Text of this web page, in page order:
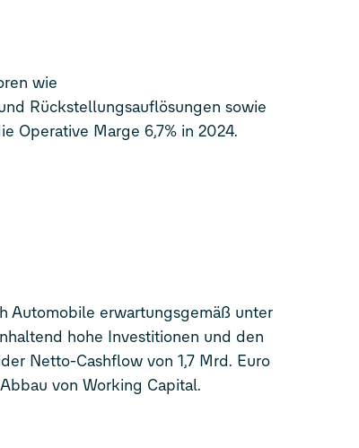
wie
Rückstellungsauflösungen sowie
Operative Marge 6,7% in 2024.
Automobile erwartungsgemäß unter
hohe Investitionen und den
Netto-Cashflow von 1,7 Mrd. Euro
von Working Capital.